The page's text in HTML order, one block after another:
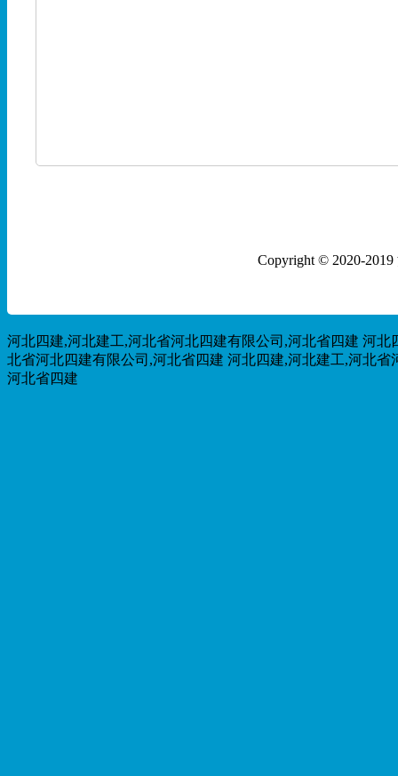
Copyright © 2020-
河北四建,河北建工,河北省河北四建有限公司,河北省四建 河北
北省河北四建有限公司,河北省四建 河北四建,河北建工,河北省
河北省四建